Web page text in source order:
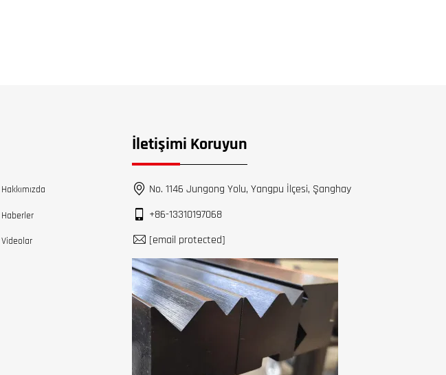
Hakkımızda
Haberler
Videolar
İletişimi Koruyun
No. 1146 Jungong Yolu, Yangpu İlçesi, Şanghay
+86-13310197068
[email protected]